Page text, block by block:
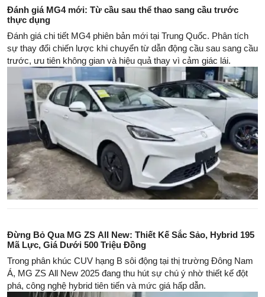
Đánh giá MG4 mới: Từ cầu sau thể thao sang cầu trước
thực dụng
Đánh giá chi tiết MG4 phiên bản mới tại Trung Quốc. Phân tích
sự thay đổi chiến lược khi chuyển từ dẫn động cầu sau sang cầu
trước, ưu tiên không gian và hiệu quả thay vì cảm giác lái.
Đừng Bỏ Qua MG ZS All New: Thiết Kế Sắc Sảo, Hybrid 195
Mã Lực, Giá Dưới 500 Triệu Đồng
Trong phân khúc CUV hạng B sôi động tại thị trường Đông Nam
Á, MG ZS All New 2025 đang thu hút sự chú ý nhờ thiết kế đột
phá, công nghệ hybrid tiên tiến và mức giá hấp dẫn.